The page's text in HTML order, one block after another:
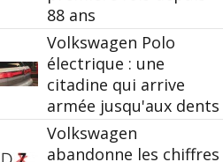
88 ans
Volkswagen Polo
électrique : une
citadine qui arrive
armée jusqu'aux dents
Volkswagen
abandonne les chiffres